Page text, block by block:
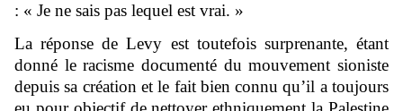
: « Je ne sais pas lequel est vrai. »
La réponse de Levy est toutefois surprenante, étant
donné le racisme documenté du mouvement sioniste
depuis sa création et le fait bien connu qu’il a toujours